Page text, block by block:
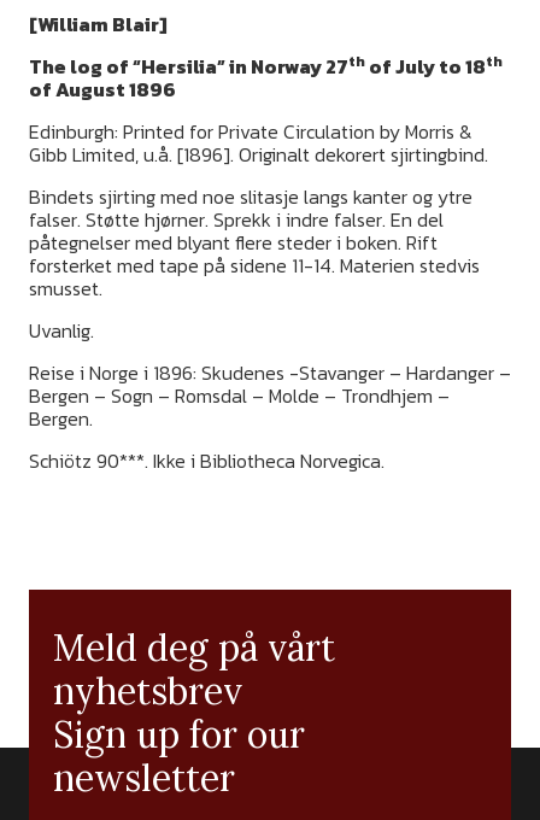
[William Blair]
The log of “Hersilia” in Norway 27th of July to 18th
of August 1896
Edinburgh: Printed for Private Circulation by Morris &
Gibb Limited, u.å. [1896]. Originalt dekorert sjirtingbind.
Bindets sjirting med noe slitasje langs kanter og ytre
falser. Støtte hjørner. Sprekk i indre falser. En del
påtegnelser med blyant flere steder i boken. Rift
forsterket med tape på sidene 11-14. Materien stedvis
smusset.
Uvanlig.
Reise i Norge i 1896: Skudenes -Stavanger – Hardanger –
Bergen – Sogn – Romsdal – Molde – Trondhjem –
Bergen.
Schiötz 90***. Ikke i Bibliotheca Norvegica.
Meld deg på vårt
nyhetsbrev
Sign up for our
newsletter